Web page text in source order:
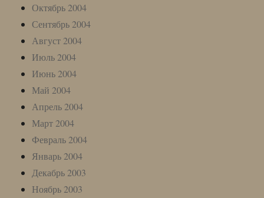
Октябрь 2004
Сентябрь 2004
Август 2004
Июль 2004
Июнь 2004
Май 2004
Апрель 2004
Март 2004
Февраль 2004
Январь 2004
Декабрь 2003
Ноябрь 2003